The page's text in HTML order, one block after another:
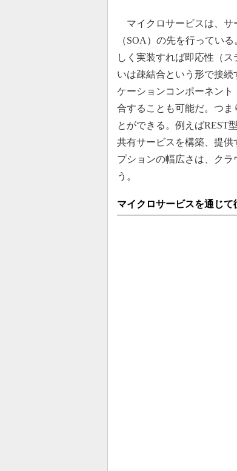
マイクロサービスは、サ
（SOA）の先を行ってい
しく実装すれば即応性（
いは疎結合という形で接
ケーションコンポーネン
合することも可能だ。つま
とができる。例えばREST
共有サービスを構築、提
プションの幅広さは、ク
う。
マイクロサービスを通じ